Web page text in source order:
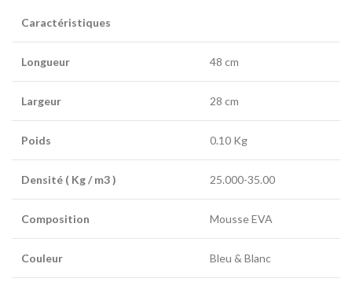
Caractéristiques
Longueur 48 cm
Largeur 28 cm
Poids 0.10 Kg
Densité ( Kg / m3 ) 25.000-35.00
Composition Mousse EVA
Couleur Bleu & Blanc